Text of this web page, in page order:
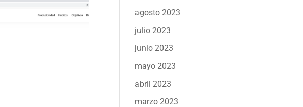
agosto 2023
julio 2023
junio 2023
mayo 2023
abril 2023
marzo 2023